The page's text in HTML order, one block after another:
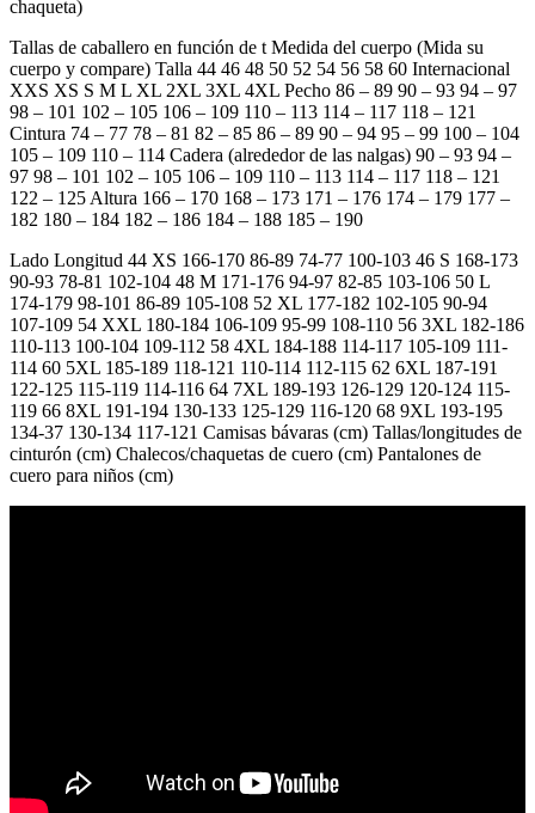
chaqueta)
Tallas de caballero en función de t Medida del cuerpo (Mida su
cuerpo y compare) Talla 44 46 48 50 52 54 56 58 60 Internacional
XXS XS S M L XL 2XL 3XL 4XL Pecho 86 – 89 90 – 93 94 – 97
98 – 101 102 – 105 106 – 109 110 – 113 114 – 117 118 – 121
Cintura 74 – 77 78 – 81 82 – 85 86 – 89 90 – 94 95 – 99 100 – 104
105 – 109 110 – 114 Cadera (alrededor de las nalgas) 90 – 93 94 –
97 98 – 101 102 – 105 106 – 109 110 – 113 114 – 117 118 – 121
122 – 125 Altura 166 – 170 168 – 173 171 – 176 174 – 179 177 –
182 180 – 184 182 – 186 184 – 188 185 – 190
Lado Longitud 44 XS 166-170 86-89 74-77 100-103 46 S 168-173
90-93 78-81 102-104 48 M 171-176 94-97 82-85 103-106 50 L
174-179 98-101 86-89 105-108 52 XL 177-182 102-105 90-94
107-109 54 XXL 180-184 106-109 95-99 108-110 56 3XL 182-186
110-113 100-104 109-112 58 4XL 184-188 114-117 105-109 111-
114 60 5XL 185-189 118-121 110-114 112-115 62 6XL 187-191
122-125 115-119 114-116 64 7XL 189-193 126-129 120-124 115-
119 66 8XL 191-194 130-133 125-129 116-120 68 9XL 193-195
134-37 130-134 117-121 Camisas bávaras (cm) Tallas/longitudes de
cinturón (cm) Chalecos/chaquetas de cuero (cm) Pantalones de
cuero para niños (cm)